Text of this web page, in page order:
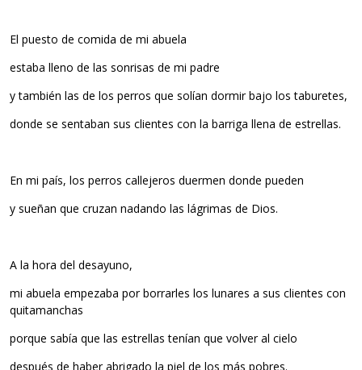
El puesto de comida de mi abuela
estaba lleno de las sonrisas de mi padre
y también las de los perros que solían dormir bajo los taburetes,
donde se sentaban sus clientes con la barriga llena de estrellas.
En mi país, los perros callejeros duermen donde pueden
y sueñan que cruzan nadando las lágrimas de Dios.
A la hora del desayuno,
mi abuela empezaba por borrarles los lunares a sus clientes con
quitamanchas
porque sabía que las estrellas tenían que volver al cielo
después de haber abrigado la piel de los más pobres.